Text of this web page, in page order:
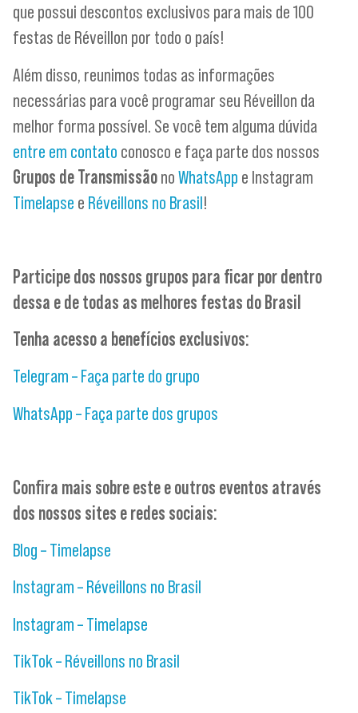
que possui descontos exclusivos para mais de 100
festas de Réveillon por todo o país!
Além disso, reunimos todas as informações
necessárias para você programar seu Réveillon da
melhor forma possível. Se você tem alguma dúvida
entre em contato conosco e faça parte dos nossos
Grupos de TransmissãonoWhatsApp e Instagram
Timelapse e Réveillons no Brasil!
Participe dos nossos grupos para ficar por dentro
dessa e de todas as melhores festas do Brasil
Tenha acesso a benefícios exclusivos:
Telegram – Faça parte do grupo
WhatsApp – Faça parte dos grupos
Confira mais sobre este e outros eventos através
dos nossos sites e redes sociais:
Blog – Timelapse
Instagram – Réveillons no Brasil
Instagram – Timelapse
TikTok – Réveillons no Brasil
TikTok – Timelapse